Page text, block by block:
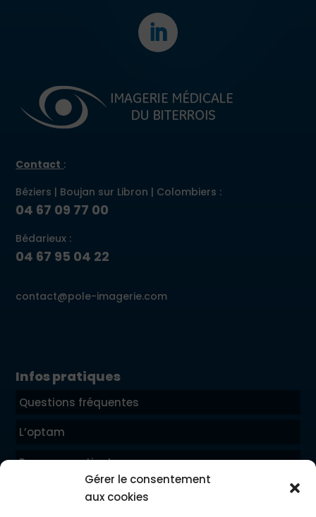
Gérer le consentement
aux cookies
Contact :
Béziers | Boujan sur Libron | Colombiers :
04 67 09 77 00
Bédarieux :
04 67 95 04 22
contact@pole-imagerie.com
Infos pratiques
Questions fréquentes
L’optam
Parcours patient
Mentions légales